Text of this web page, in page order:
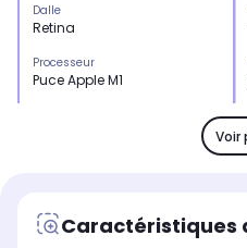
Dalle
Retina
Processeur
Puce Apple M1
Type de charnière
Standard
Voir
Caractéristiques